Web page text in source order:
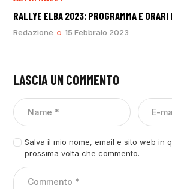
RALLYE ELBA 2023: PROGRAMMA E ORARI
Redazione 15 Febbraio 2023
LASCIA UN COMMENTO
Salva il mio nome, email e sito web in
prossima volta che commento.